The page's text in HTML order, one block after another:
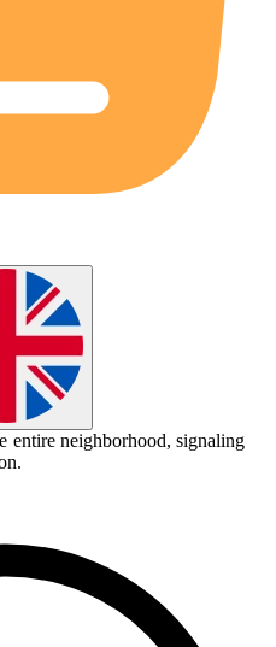
entire neighborhood, signaling